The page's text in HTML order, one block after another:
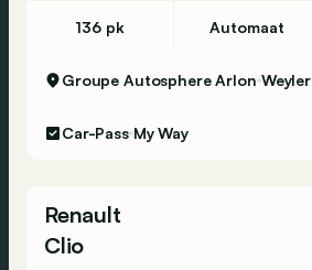
136 pk Automaat
Groupe Autosphere Arlon Weyler
Car-Pass My Way
Renault
Clio